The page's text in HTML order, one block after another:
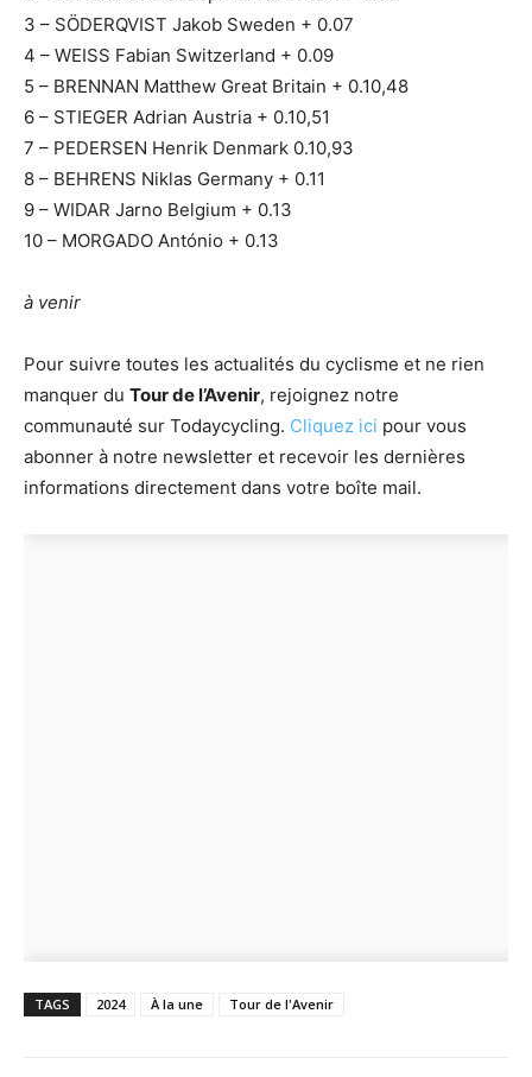
3 – SÖDERQVIST Jakob Sweden + 0.07
4 – WEISS Fabian Switzerland + 0.09
5 – BRENNAN Matthew Great Britain + 0.10,48
6 – STIEGER Adrian Austria + 0.10,51
7 – PEDERSEN Henrik Denmark 0.10,93
8 – BEHRENS Niklas Germany + 0.11
9 – WIDAR Jarno Belgium + 0.13
10 – MORGADO António + 0.13
à venir
Pour suivre toutes les actualités du cyclisme et ne rien
manquer du Tour de l’Avenir, rejoignez notre
communauté sur Todaycycling. Cliquez ici pour vous
abonner à notre newsletter et recevoir les dernières
informations directement dans votre boîte mail.
TAGS 2024 À la une Tour de l'Avenir